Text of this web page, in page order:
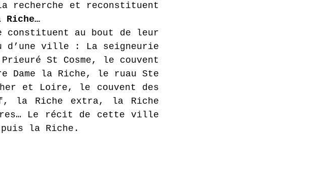
recherche et reconstituent
Riche…
au bout de leur
d’une ville : La seigneurie
St Cosme, le couvent
Dame la Riche, le ruau Ste
et Loire, le couvent des
la Riche extra, la Riche
Le récit de cette ville
la Riche.